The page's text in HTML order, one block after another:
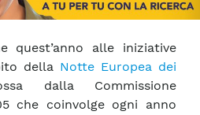
quest’anno alle iniziative
della Notte Europea dei
dalla Commissione
che coinvolge ogni anno